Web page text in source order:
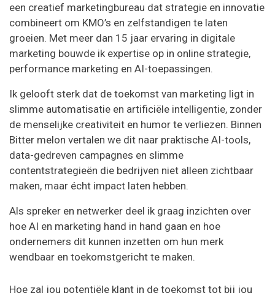
een creatief marketingbureau dat strategie en innovatie
combineert om KMO’s en zelfstandigen te laten
groeien. Met meer dan 15 jaar ervaring in digitale
marketing bouwde ik expertise op in online strategie,
performance marketing en AI-toepassingen.
Ik gelooft sterk dat de toekomst van marketing ligt in
slimme automatisatie en artificiële intelligentie, zonder
de menselijke creativiteit en humor te verliezen. Binnen
Bitter melon vertalen we dit naar praktische AI-tools,
data-gedreven campagnes en slimme
contentstrategieën die bedrijven niet alleen zichtbaar
maken, maar écht impact laten hebben.
Als spreker en netwerker deel ik graag inzichten over
hoe AI en marketing hand in hand gaan en hoe
ondernemers dit kunnen inzetten om hun merk
wendbaar en toekomstgericht te maken.
Hoe zal jou potentiële klant in de toekomst tot bij jou